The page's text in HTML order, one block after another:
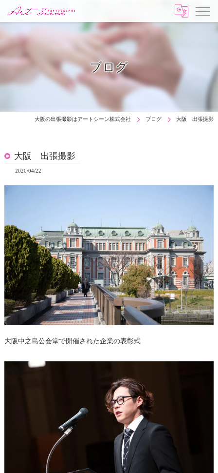
ブログ
大阪の出張撮影はアートシーン株式会社 ブログ 大阪 出張撮影
大阪 出張撮影
2020/04/22
大阪中之島公会堂で開催された企業の表彰式